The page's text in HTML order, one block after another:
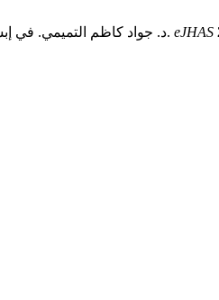
د. جواد كاظم التميمي. في إبستيمولوجيا اللسانيات الفلسفية. eJHAS